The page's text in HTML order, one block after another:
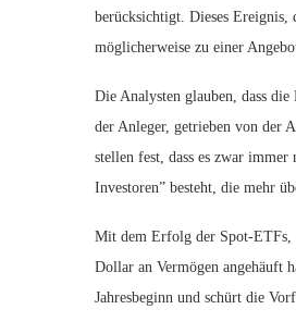
berücksichtigt. Dieses Ereignis,
möglicherweise zu einer
Die Analysten glauben, dass
der Anleger, getrieben von der
stellen fest, dass es zwar immer
Investoren” besteht, die mehr
Mit dem Erfolg der Spot-ETFs,
Dollar an Vermögen angehäuft
Jahresbeginn und schürt die